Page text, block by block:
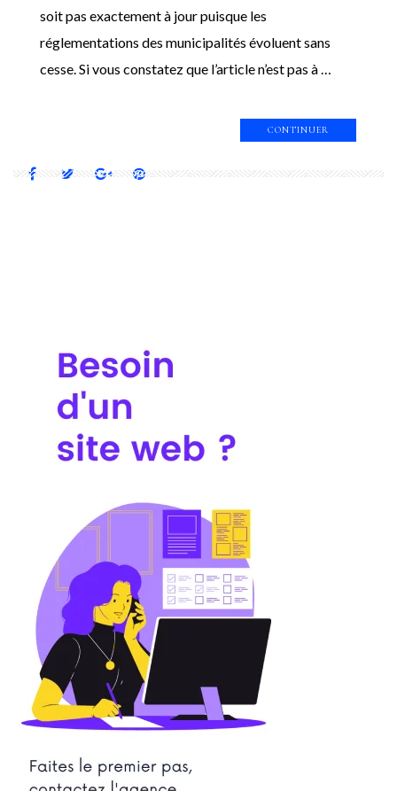
soit pas exactement à jour puisque les
réglementations des municipalités évoluent sans
cesse. Si vous constatez que l’article n’est pas à …
CONTINUER